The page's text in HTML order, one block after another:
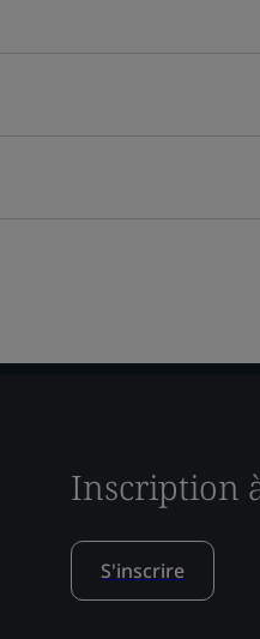
Inscription
S'inscrire